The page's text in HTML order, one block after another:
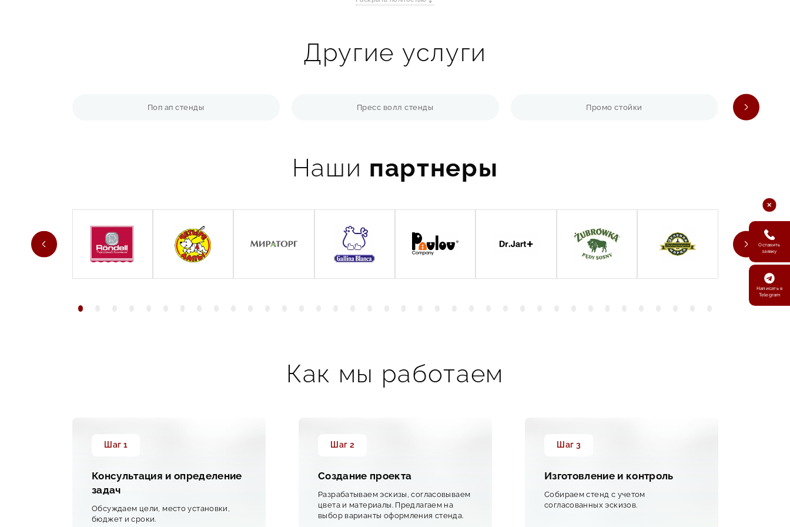
преимуществами и характеристиками. Например, пластиковые стенды легкие и недорогие, металлические — прочные и долговечные, а акриловые — стильные и
гравировку. Важно убедиться, что информация будет четко видна и легко читаема.
После изготовления все элементы стенда собираются вместе, крепление осуществляется с помощью специальных монтажных приспособлений для надежной
отсутствие посредников и оптимизация процессов делают наши цены доступными.
мы используем только проверенные материалы от надежных поставщиков, чтобы стенд служил вам долгие годы.
срочный заказ? Мы изготовим ваш стенд в кратчайшие сроки без потери качества.
Другие услуги
Поп ап стенды Пресс волл стенды Промо стойки
Наши партнеры
Как мы работаем
Шаг 1
Консультация и определение
задач
Обсуждаем цели, место установки,
бюджет и сроки.
Шаг 2
Создание проекта
Разрабатываем эскизы, согласовываем
цвета и материалы. Предлагаем на
выбор варианты оформления стенда.
Шаг 3
Изготовление и контроль
Собираем стенд с учетом
согласованных эскизов.
Оставить
заявку
Написать в
Telegram